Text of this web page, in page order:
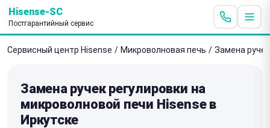
Hisense-SC
Постгарантийный сервис
Сервисный центр Hisense / Микроволновая печь / Замена
Замена ручек регулировки на
микроволновой печи Hisense в
Иркутске